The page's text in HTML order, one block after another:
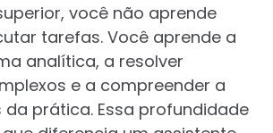
você não aprende
tarefas. Você aprende a
analítica, a resolver
e a compreender a
prática. Essa profundidade